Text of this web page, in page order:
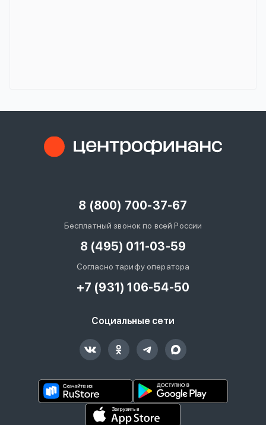
8 (800) 700-37-67
Бесплатный звонок по всей России
8 (495) 011-03-59
Согласно тарифу оператора
+7 (931) 106-54-50
Социальные сети